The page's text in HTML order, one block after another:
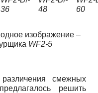
36
48
60
изображение –
WF2-5
смежных
решить